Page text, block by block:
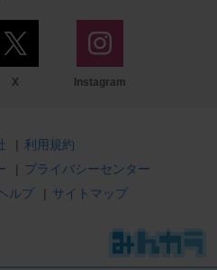
X Instagram
| 利用規約
| プライバシーセンター
ルプ | サイトマップ